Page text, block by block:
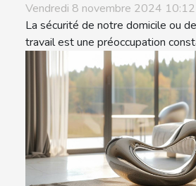
Vendredi 8 novembre 2024 10:12
La sécurité de notre domicile ou
travail est une préoccupation